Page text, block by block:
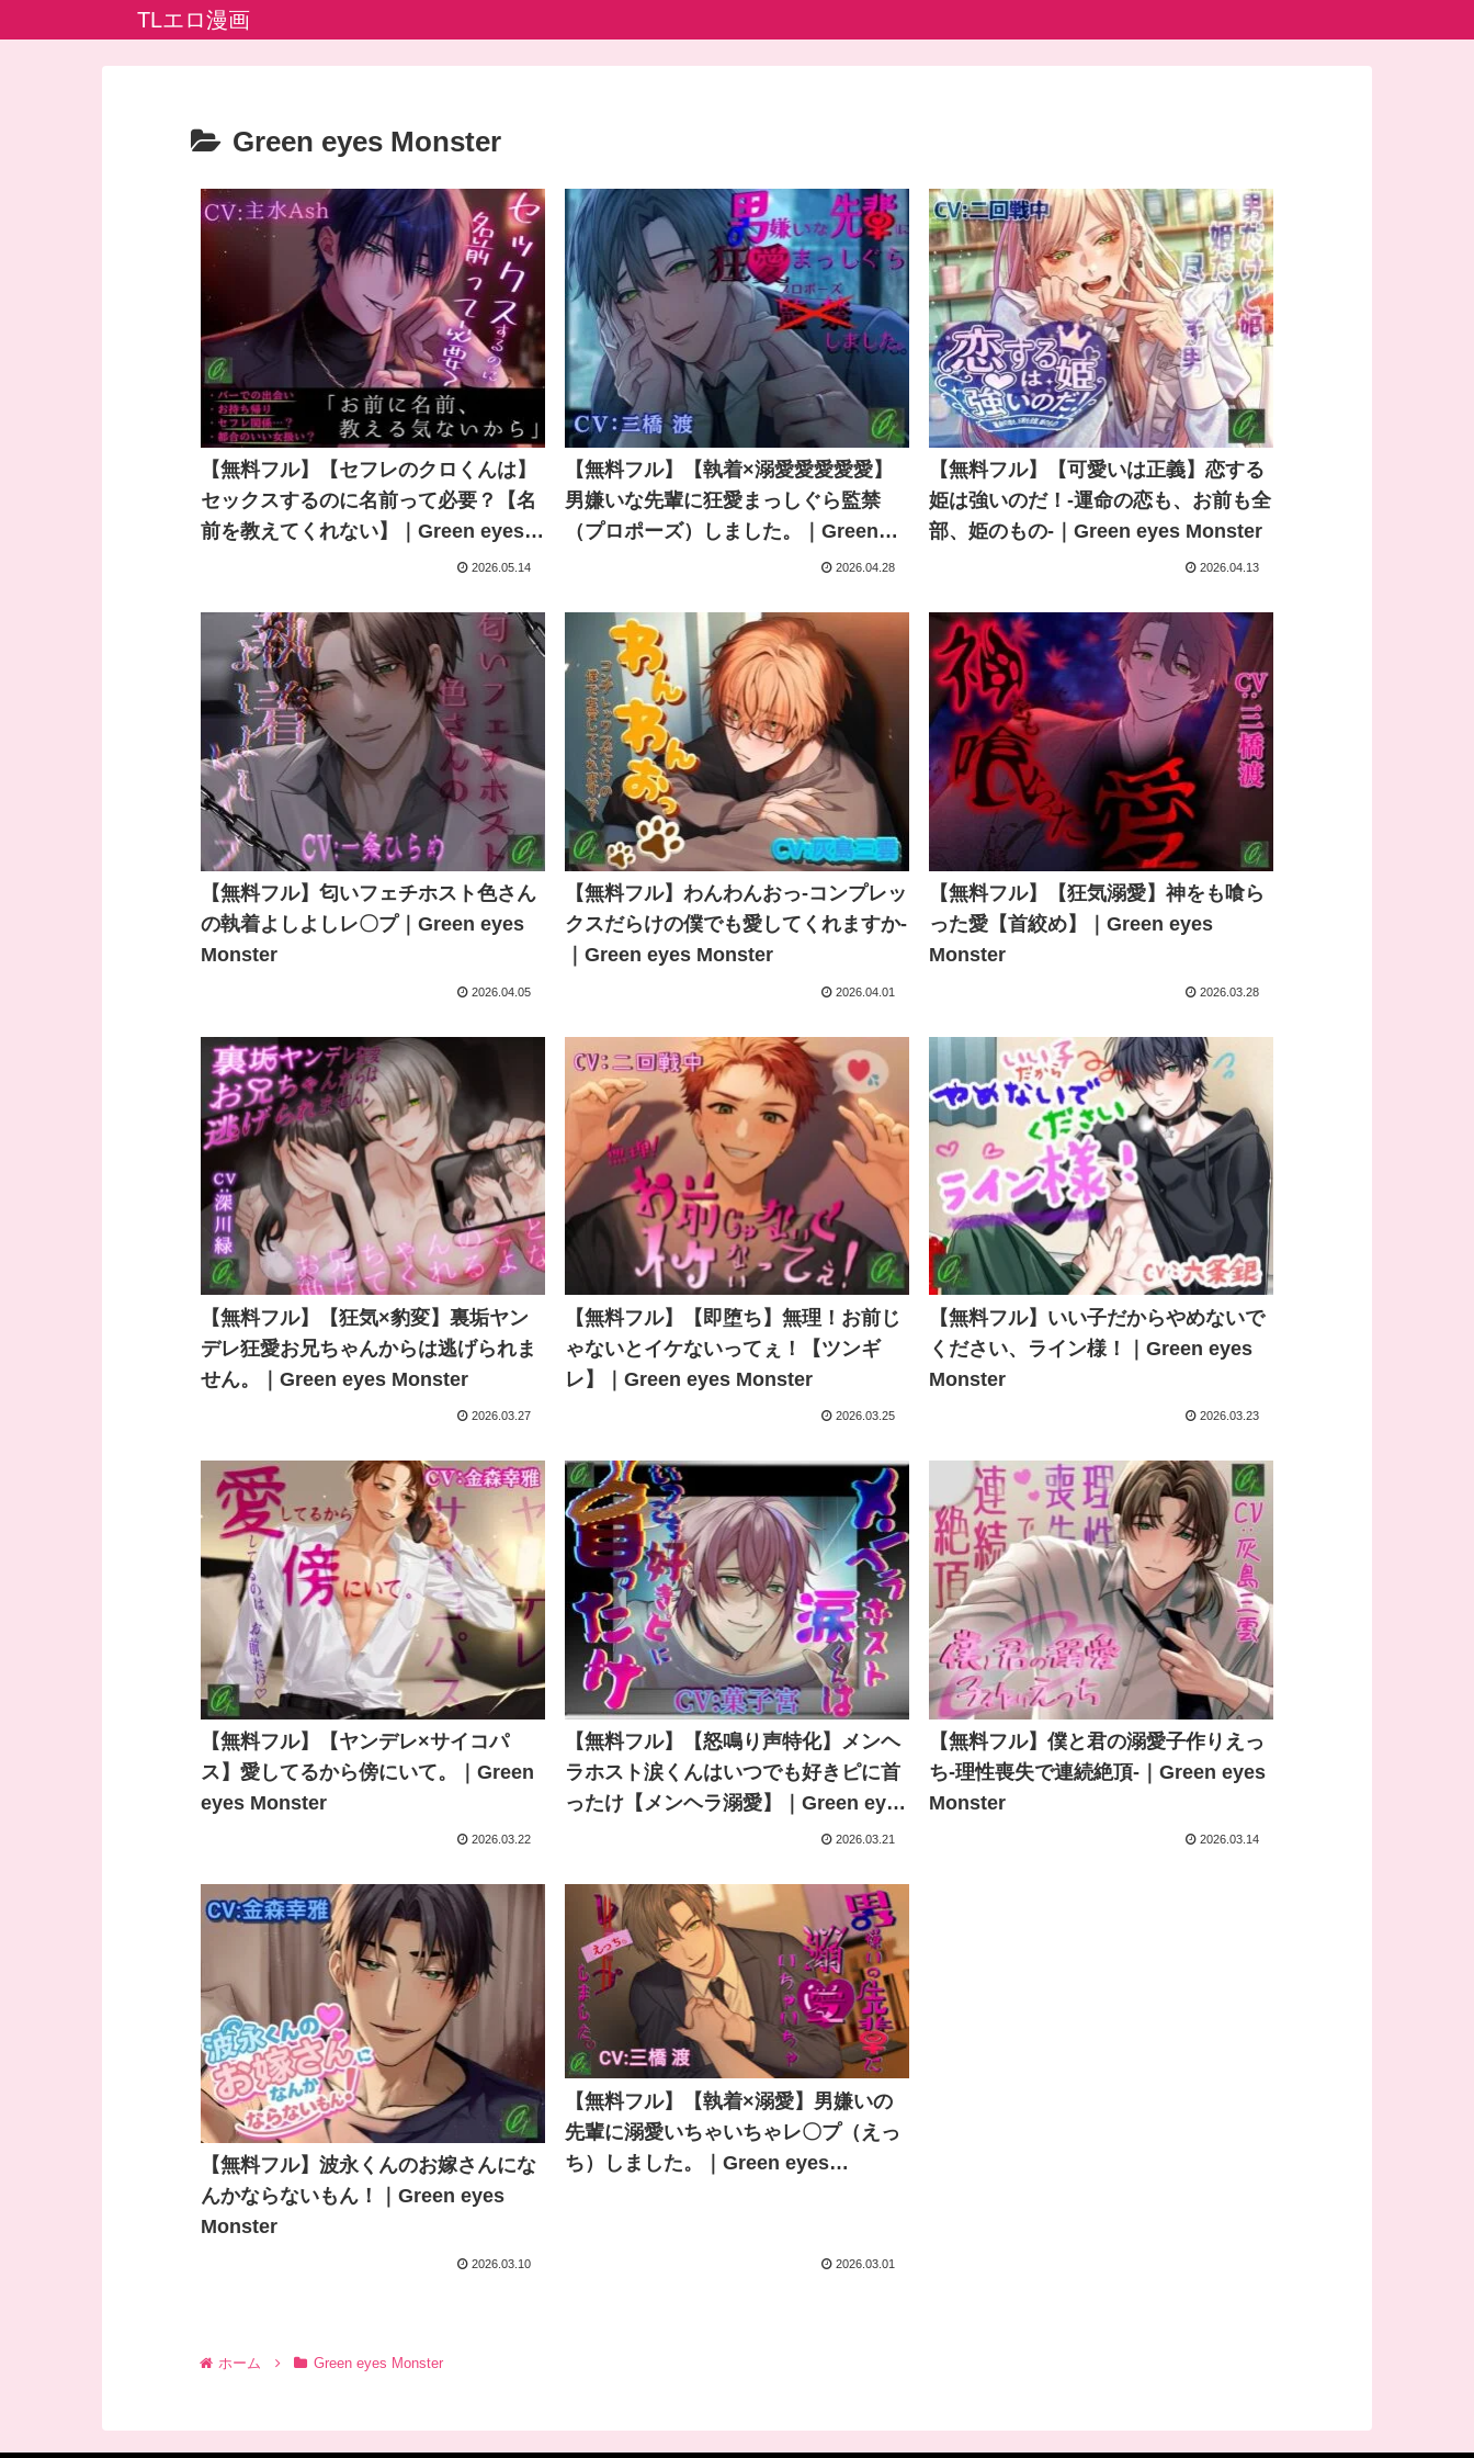
TLエロ漫画
Green eyes Monster
【無料フル】【セフレのクロくんは】
セックスするのに名前って必要？【名
前を教えてくれない】｜Green eyes
2026.05.14
【無料フル】【執着×溺愛愛愛愛愛】
男嫌いな先輩に狂愛まっしぐら監禁
（プロポーズ）しました。｜Green
2026.04.28
【無料フル】【可愛いは正義】恋する
姫は強いのだ！-運命の恋も、お前も全
部、姫のもの-｜Green eyes Monster
2026.04.13
【無料フル】匂いフェチホスト色さん
の執着よしよしレ〇プ｜Green eyes
Monster
2026.04.05
【無料フル】わんわんおっ-コンプレッ
クスだらけの僕でも愛してくれますか-
｜Green eyes Monster
2026.04.01
【無料フル】【狂気溺愛】神をも喰ら
った愛【首絞め】｜Green eyes
Monster
2026.03.28
【無料フル】【狂気×豹変】裏垢ヤン
デレ狂愛お兄ちゃんからは逃げられま
せん。｜Green eyes Monster
2026.03.27
【無料フル】【即堕ち】無理！お前じ
ゃないとイケないってぇ！【ツンギ
レ】｜Green eyes Monster
2026.03.25
【無料フル】いい子だからやめないで
ください、ライン様！｜Green eyes
Monster
2026.03.23
【無料フル】【ヤンデレ×サイコパ
ス】愛してるから傍にいて。｜Green
eyes Monster
2026.03.22
【無料フル】【怒鳴り声特化】メンヘ
ラホスト涙くんはいつでも好きピに首
ったけ【メンヘラ溺愛】｜Green eyes
2026.03.21
【無料フル】僕と君の溺愛子作りえっ
ち-理性喪失で連続絶頂-｜Green eyes
Monster
2026.03.14
【無料フル】波永くんのお嫁さんにな
んかならないもん！｜Green eyes
Monster
2026.03.10
【無料フル】【執着×溺愛】男嫌いの
先輩に溺愛いちゃいちゃレ〇プ（えっ
ち）しました。｜Green eyes
2026.03.01
ホーム Green eyes Monster